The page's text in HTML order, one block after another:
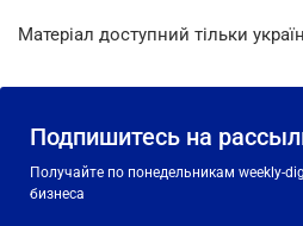
Матеріал доступний тільки
Подпишитесь на
Получайте по понедельникам weekly-
бизнеса